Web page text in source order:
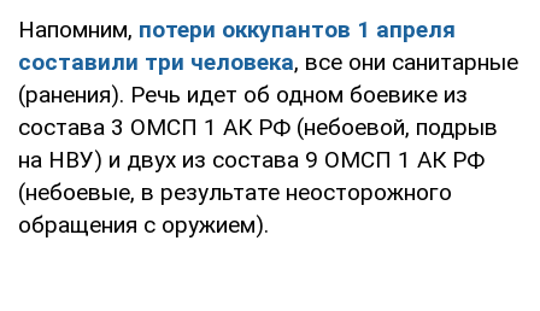
Напомним, потери оккупантов 1 апреля
составили три человека, все они санитарные
(ранения). Речь идет об одном боевике из
состава 3 ОМСП 1 АК РФ (небоевой, подрыв
на НВУ) и двух из состава 9 ОМСП 1 АК РФ
(небоевые, в результате неосторожного
обращения с оружием).